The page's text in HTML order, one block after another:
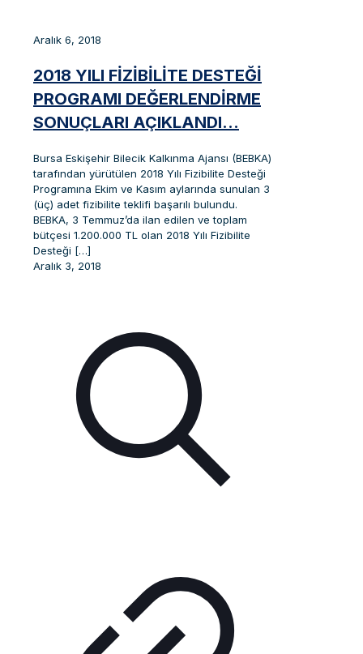
Aralık 6, 2018
2018 YILI FİZİBİLİTE DESTEĞİ
PROGRAMI DEĞERLENDİRME
SONUÇLARI AÇIKLANDI…
Bursa Eskişehir Bilecik Kalkınma Ajansı (BEBKA)
tarafından yürütülen 2018 Yılı Fizibilite Desteği
Programına Ekim ve Kasım aylarında sunulan 3
(üç) adet fizibilite teklifi başarılı bulundu.
BEBKA, 3 Temmuz’da ilan edilen ve toplam
bütçesi 1.200.000 TL olan 2018 Yılı Fizibilite
Desteği […]
Aralık 3, 2018